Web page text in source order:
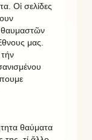
Οἱ σελίδες
θαυμαστῶν
μας.
θαύματα